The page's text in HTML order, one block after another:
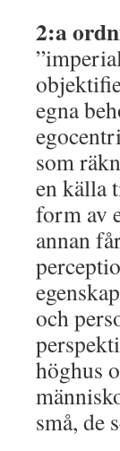
2:a
egna
som
en källa
form av
annan
och
höghus
små, de